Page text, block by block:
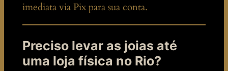
imediata via Pix para sua conta.
Preciso levar as joias até
uma loja física no Rio?